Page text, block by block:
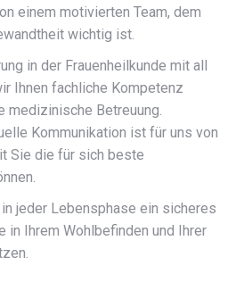
einem motivierten Team, dem
wichtig ist.
in der Frauenheilkunde mit all
Ihnen fachliche Kompetenz
medizinische Betreuung.
Kommunikation ist für uns von
Sie die für sich beste
jeder Lebensphase ein sicheres
in Ihrem Wohlbefinden und Ihrer